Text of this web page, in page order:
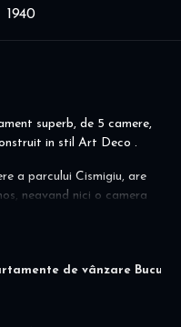
1940
de vânzare
superb, de 5 camere,
in stil Art Deco .
a parcului Cismigiu, are
neavand nici o camera
de înaltă calitate (nou),